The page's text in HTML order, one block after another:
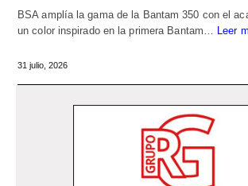
BSA amplía la gama de la Bantam 350 con el
un color inspirado en la primera Bantam…
Leer
31 julio, 2026